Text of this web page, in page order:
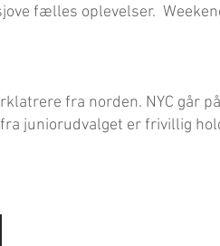
fælles oplevelser.
fra norden. NYC går
juniorudvalget er frivillig